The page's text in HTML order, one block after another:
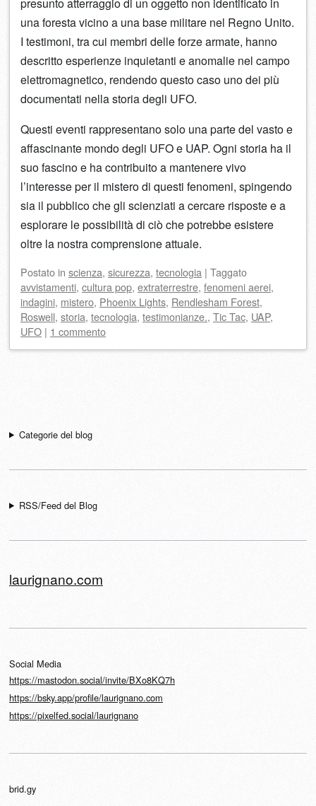
una foresta vicino a una base militare nel Regno Unito.
I testimoni, tra cui membri delle forze armate, hanno
descritto esperienze inquietanti e anomalie nel campo
elettromagnetico, rendendo questo caso uno dei più
documentati nella storia degli UFO.
Questi eventi rappresentano solo una parte del vasto e
affascinante mondo degli UFO e UAP. Ogni storia ha il
suo fascino e ha contribuito a mantenere vivo
l’interesse per il mistero di questi fenomeni, spingendo
sia il pubblico che gli scienziati a cercare risposte e a
esplorare le possibilità di ciò che potrebbe esistere
oltre la nostra comprensione attuale.
Postato in scienza, sicurezza, tecnologia | Taggato
avvistamenti, cultura pop, extraterrestre, fenomeni aerei,
indagini, mistero, Phoenix Lights, Rendlesham Forest,
Roswell, storia, tecnologia, testimonianze., Tic Tac, UAP,
UFO | 1 commento
Categorie del blog
RSS/Feed del Blog
laurignano.com
Social Media
https://mastodon.social/invite/BXo8KQ7h
https://bsky.app/profile/laurignano.com
https://pixelfed.social/laurignano
brid.gy